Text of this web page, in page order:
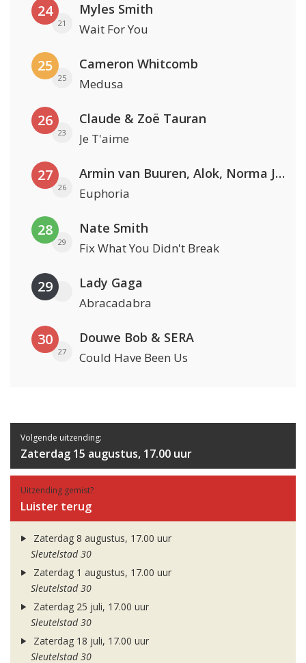
24
21
Myles Smith
Wait For You
25
25
Cameron Whitcomb
Medusa
26
23
Claude & Zoë Tauran
Je T'aime
27
26
Armin van Buuren, Alok, Norma Jean Martine & LAWRENT
Euphoria
28
29
Nate Smith
Fix What You Didn't Break
29 Lady Gaga
Abracadabra
30
27
Douwe Bob & SERA
Could Have Been Us
Volgende uitzending:
Zaterdag 15 augustus, 17.00 uur
Uitzending gemist?
Luister terug
Zaterdag 8 augustus, 17.00 uur
Sleutelstad 30
Zaterdag 1 augustus, 17.00 uur
Sleutelstad 30
Zaterdag 25 juli, 17.00 uur
Sleutelstad 30
Zaterdag 18 juli, 17.00 uur
Sleutelstad 30